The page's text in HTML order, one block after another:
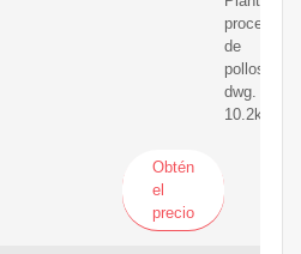
de
pollos.
dwg.
10.2k.
Obtén
el
precio